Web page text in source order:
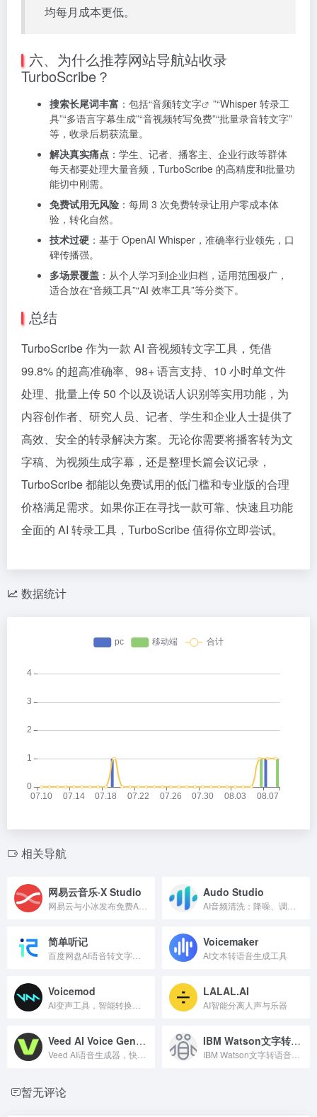
均每月成本更低。
六、为什么推荐网站导航站收录
TurboScribe？
搜索长尾词丰富 ：包括“音频转文字
”“Whisper 转录工
具”“多语言字幕生成”“音视频转写免费”“批量录音转文字”
等，收录后易获流量。
解决真实痛点 ：学生、记者、播客主、企业行政等群体
每天都要处理大量音频，TurboScribe 的高精度和批量功
能切中刚需。
免费试用无风险 ：每周 3 次免费转录让用户零成本体
验，转化自然。
技术过硬 ：基于 OpenAI Whisper，准确率行业领先，口
碑传播强。
多场景覆盖 ：从个人学习到企业归档，适用范围极广，
适合放在“音频工具”“AI 效率工具”等分类下。
总结
TurboScribe 作为一款 AI 音视频转文字工具，凭借
99.8% 的超高准确率、98+ 语言支持、10 小时单文件
处理、批量上传 50 个以及说话人识别等实用功能，为
内容创作者、研究人员、记者、学生和企业人士提供了
高效、安全的转录解决方案。无论你需要将播客转为文
字稿、为视频生成字幕，还是整理长篇会议记录，
TurboScribe 都能以免费试用的低门槛和专业版的合理
价格满足需求。如果你正在寻找一款可靠、快速且功能
全面的 AI 转录工具，TurboScribe 值得你立即尝试。
数据统计
相关导航
网易云音乐·X Studio Audo Studio
简单听记 Voicemaker
AI文本转语音生成工具
Voicemod LALAL.AI
AI智能分离人声与乐器
Veed AI Voice Generator IBM Watson文字转语音
暂无评论